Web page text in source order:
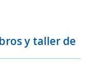
y taller de